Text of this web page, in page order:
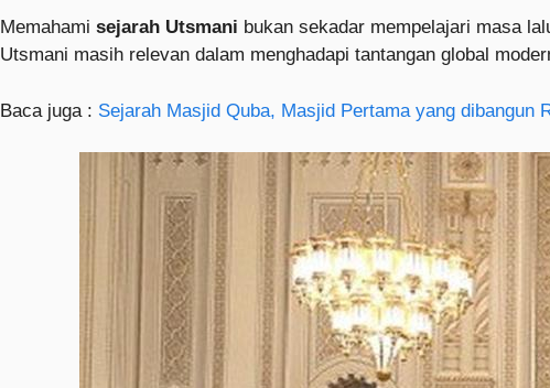
Memahami sejarah Utsmani bukan sekadar mempelajari masa
Utsmani masih relevan dalam menghadapi tantangan global
Baca juga : Sejarah Masjid Quba, Masjid Pertama yang dibangun